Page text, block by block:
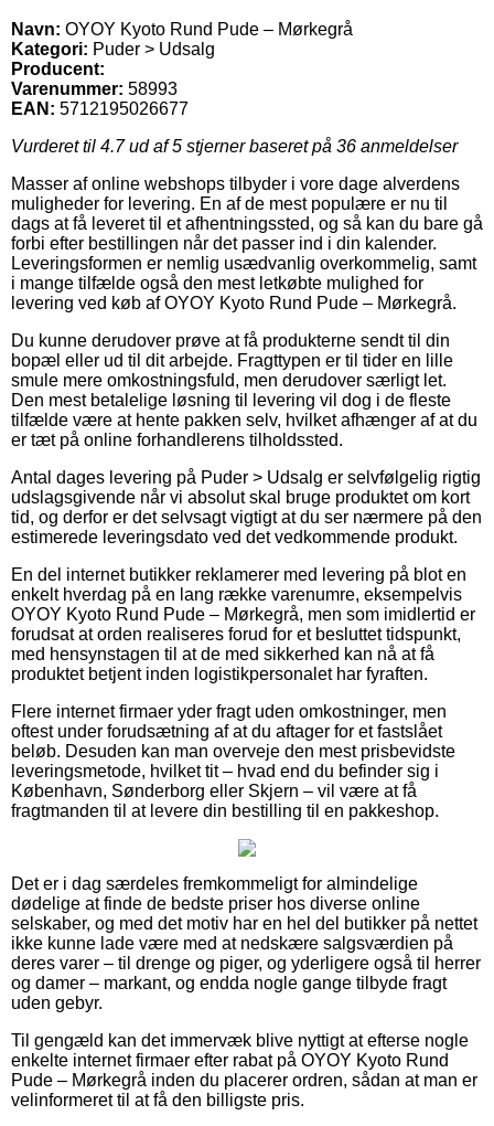
Navn: OYOY Kyoto Rund Pude – Mørkegrå
Kategori: Puder > Udsalg
Producent:
Varenummer: 58993
EAN: 5712195026677
Vurderet til 4.7ud af 5 stjerner baseret på 36 anmeldelser
Masser af online webshops tilbyder i vore dage alverdens
muligheder for levering. En af de mest populære er nu til
dags at få leveret til et afhentningssted, og så kan du bare gå
forbi efter bestillingen når det passer ind i din kalender.
Leveringsformen er nemlig usædvanlig overkommelig, samt
i mange tilfælde også den mest letkøbte mulighed for
levering ved køb af OYOY Kyoto Rund Pude – Mørkegrå.
Du kunne derudover prøve at få produkterne sendt til din
bopæl eller ud til dit arbejde. Fragttypen er til tider en lille
smule mere omkostningsfuld, men derudover særligt let.
Den mest betalelige løsning til levering vil dog i de fleste
tilfælde være at hente pakken selv, hvilket afhænger af at du
er tæt på online forhandlerens tilholdssted.
Antal dages levering på Puder > Udsalg er selvfølgelig rigtig
udslagsgivende når vi absolut skal bruge produktet om kort
tid, og derfor er det selvsagt vigtigt at du ser nærmere på den
estimerede leveringsdato ved det vedkommende produkt.
En del internet butikker reklamerer med levering på blot en
enkelt hverdag på en lang række varenumre, eksempelvis
OYOY Kyoto Rund Pude – Mørkegrå, men som imidlertid er
forudsat at orden realiseres forud for et besluttet tidspunkt,
med hensynstagen til at de med sikkerhed kan nå at få
produktet betjent inden logistikpersonalet har fyraften.
Flere internet firmaer yder fragt uden omkostninger, men
oftest under forudsætning af at du aftager for et fastslået
beløb. Desuden kan man overveje den mest prisbevidste
leveringsmetode, hvilket tit – hvad end du befinder sig i
København, Sønderborg eller Skjern – vil være at få
fragtmanden til at levere din bestilling til en pakkeshop.
Det er i dag særdeles fremkommeligt for almindelige
dødelige at finde de bedste priser hos diverse online
selskaber, og med det motiv har en hel del butikker på nettet
ikke kunne lade være med at nedskære salgsværdien på
deres varer – til drenge og piger, og yderligere også til herrer
og damer – markant, og endda nogle gange tilbyde fragt
uden gebyr.
Til gengæld kan det immervæk blive nyttigt at efterse nogle
enkelte internet firmaer efter rabat på OYOY Kyoto Rund
Pude – Mørkegrå inden du placerer ordren, sådan at man er
velinformeret til at få den billigste pris.